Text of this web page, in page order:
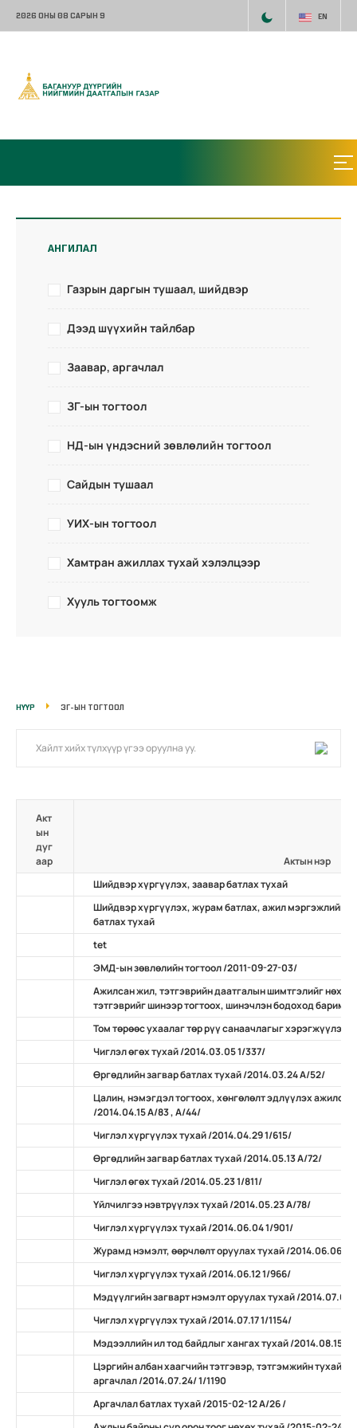
2026 ОНЫ 08 САРЫН 9 EN
АНГИЛАЛ
Газрын даргын тушаал, шийдвэр
Дээд шүүхийн тайлбар
Заавар, аргачлал
ЗГ-ын тогтоол
НД-ын үндэсний зөвлөлийн тогтоол
Сайдын тушаал
УИХ-ын тогтоол
Хамтран ажиллах тухай хэлэлцээр
Хууль тогтоомж
НҮҮР ЗГ-ЫН ТОГТООЛ
Акт
ын
дуг
аар
Актын нэр
Шийдвэр хүргүүлэх, заавар батлах тухай
Шийдвэр хүргүүлэх, журам батлах, ажил мэргэжлийн
батлах тухай
tet
ЭМД-ын зөвлөлийн тогтоол /2011-09-27-03/
Ажилсан жил, тэтгэврийн даатгалын шимтгэлийг нөхөн
тэтгэврийг шинээр тогтоох, шинэчлэн бодоход
Том төрөөс ухаалаг төр рүү санаачлагыг хэрэгжүүлэх
Чиглэл өгөх тухай /2014.03.05 1/337/
Өргөдлийн загвар батлах тухай /2014.03.24 А/52/
Цалин, нэмэгдэл тогтоох, хөнгөлөлт эдлүүлэх
/2014.04.15 А/83 , А/44/
Чиглэл хүргүүлэх тухай /2014.04.29 1/615/
Өргөдлийн загвар батлах тухай /2014.05.13 А/72/
Чиглэл өгөх тухай /2014.05.23 1/811/
Үйлчилгээ нэвтрүүлэх тухай /2014.05.23 А/78/
Чиглэл хүргүүлэх тухай /2014.06.04 1/901/
Журамд нэмэлт, өөрчлөлт оруулах тухай /2014.06.06
Чиглэл хүргүүлэх тухай /2014.06.12 1/966/
Мэдүүлгийн загварт нэмэлт оруулах тухай /2014.07.07
Чиглэл хүргүүлэх тухай /2014.07.17 1/1154/
Мэдээллийн ил тод байдлыг хангах тухай /2014.08.15
Цэргийн албан хаагчийн тэтгэвэр, тэтгэмжийн тухай
аргачлал /2014.07.24/ 1/1190
Аргачлал батлах тухай /2015-02-12 А/26 /